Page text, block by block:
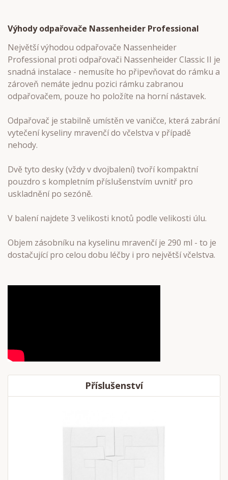
Výhody odpařovače Nassenheider Professional
Největší výhodou odpařovače Nassenheider
Professional proti odpařovači Nassenheider Classic II je
snadná instalace - nemusíte ho připevňovat do rámku a
zároveň nemáte jednu pozici rámku zabranou
odpařovačem, pouze ho položíte na horní nástavek.
Odpařovač je stabilně umístěn ve vaničce, která zabrání
vytečení kyseliny mravenčí do včelstva v případě
nehody.
Dvě tyto desky (vždy v dvojbalení) tvoří kompaktní
pouzdro s kompletním příslušenstvím uvnitř pro
uskladnění po sezóně.
V balení najdete 3 velikosti knotů podle velikosti úlu.
Objem zásobníku na kyselinu mravenčí je 290 ml - to je
dostačující pro celou dobu léčby i pro největší včelstva.
Příslušenství